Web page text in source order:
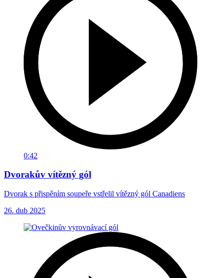
0:42
Dvorakův vítězný gól
Dvorak s přispěním soupeře vstřelil vítězný gól Canadiens
26. dub 2025